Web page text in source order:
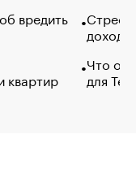
вредить
квартир
Что
для